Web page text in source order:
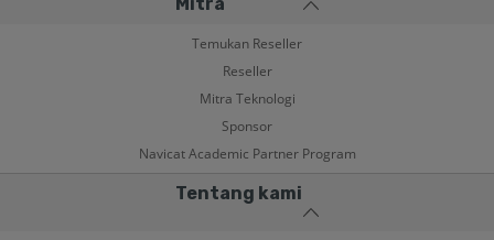
Temukan Reseller
Reseller
Mitra Teknologi
Sponsor
Navicat Academic Partner Program
Tentang kami